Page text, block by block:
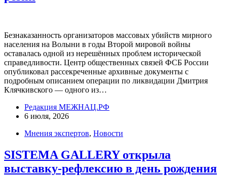
Безнаказанность организаторов массовых убийств мирного
населения на Волыни в годы Второй мировой войны
оставалась одной из нерешённых проблем исторической
справедливости. Центр общественных связей ФСБ России
опубликовал рассекреченные архивные документы с
подробным описанием операции по ликвидации Дмитрия
Клячкивского — одного из…
Редакция МЕЖНАЦ.РФ
6 июля, 2026
Мнения экспертов, Новости
SISTEMA GALLERY открыла
выставку-рефлексию в день рождения